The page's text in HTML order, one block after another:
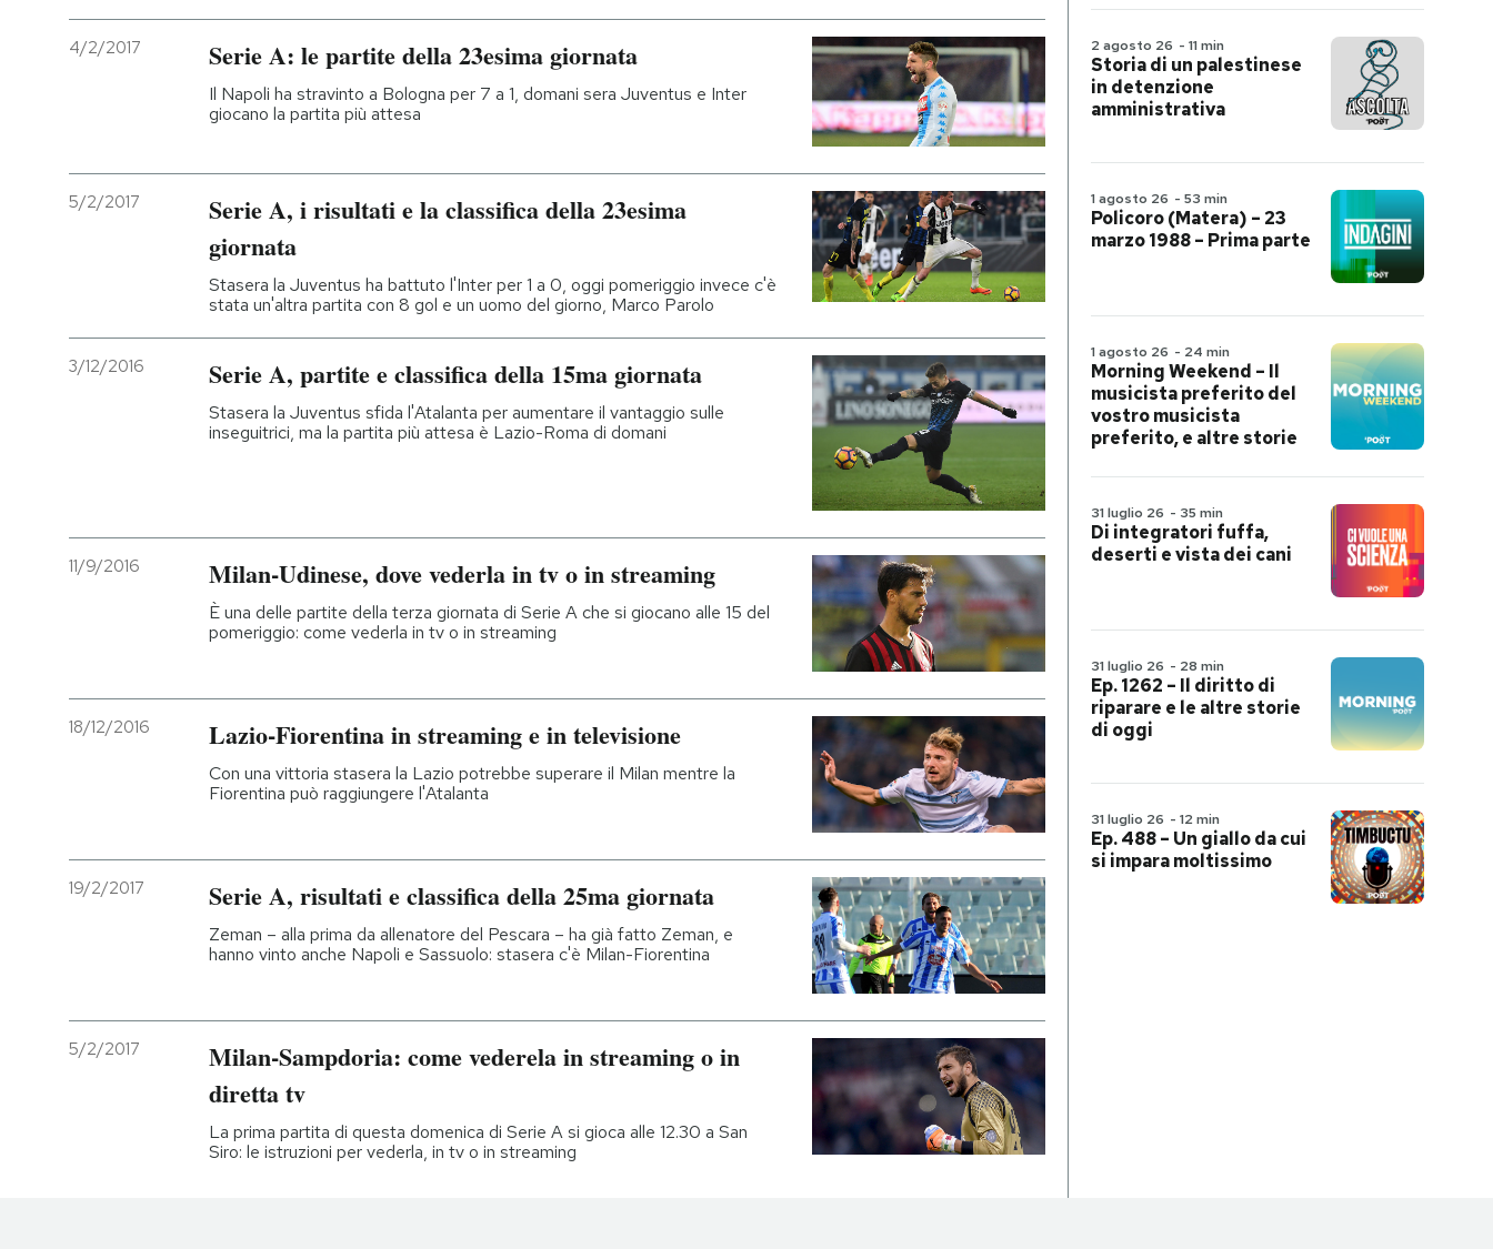
4/2/2017 Serie A: le partite della 23esima giornata
Il Napoli ha stravinto a Bologna per 7 a 1, domani sera Juventus e Inter
giocano la partita più attesa
5/2/2017
Serie A, i risultati e la classifica della 23esima
giornata
Stasera la Juventus ha battuto l'Inter per 1 a 0, oggi pomeriggio invece c'è
stata un'altra partita con 8 gol e un uomo del giorno, Marco Parolo
3/12/2016 Serie A, partite e classifica della 15ma giornata
Stasera la Juventus sfida l'Atalanta per aumentare il vantaggio sulle
inseguitrici, ma la partita più attesa è Lazio-Roma di domani
11/9/2016 Milan-Udinese, dove vederla in tv o in streaming
È una delle partite della terza giornata di Serie A che si giocano alle 15 del
pomeriggio: come vederla in tv o in streaming
18/12/2016 Lazio-Fiorentina in streaming e in televisione
Con una vittoria stasera la Lazio potrebbe superare il Milan mentre la
Fiorentina può raggiungere l'Atalanta
19/2/2017 Serie A, risultati e classifica della 25ma giornata
Zeman – alla prima da allenatore del Pescara – ha già fatto Zeman, e
hanno vinto anche Napoli e Sassuolo: stasera c'è Milan-Fiorentina
5/2/2017
Milan-Sampdoria: come vederela in streaming o in
diretta tv
La prima partita di questa domenica di Serie A si gioca alle 12.30 a San
Siro: le istruzioni per vederla, in tv o in streaming
2 agosto 26 - 11 min
Storia di un palestinese
in detenzione
amministrativa
1 agosto 26 - 53 min
Policoro (Matera) – 23
marzo 1988 – Prima parte
1 agosto 26 - 24 min
Morning Weekend – Il
musicista preferito del
vostro musicista
preferito, e altre storie
31 luglio 26 - 35 min
Di integratori fuffa,
deserti e vista dei cani
31 luglio 26 - 28 min
Ep. 1262 – Il diritto di
riparare e le altre storie
di oggi
31 luglio 26 - 12 min
Ep. 488 – Un giallo da cui
si impara moltissimo